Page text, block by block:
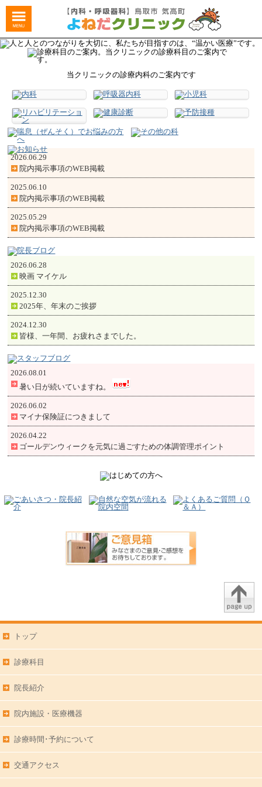
当クリニックの診療内科のご案内です
2026.06.29
院内掲示事項のWEB掲載
2025.06.10
院内掲示事項のWEB掲載
2025.05.29
院内掲示事項のWEB掲載
2026.06.28
映画 マイケル
2025.12.30
2025年、年末のご挨拶
2024.12.30
皆様、一年間、お疲れさまでした。
2026.08.01
暑い日が続いていますね。
2026.06.02
マイナ保険証につきまして
2026.04.22
ゴールデンウィークを元気に過ごすための体調管理ポイント
トップ
診療科目
院長紹介
院内施設・医療機器
診療時間･予約について
交通アクセス